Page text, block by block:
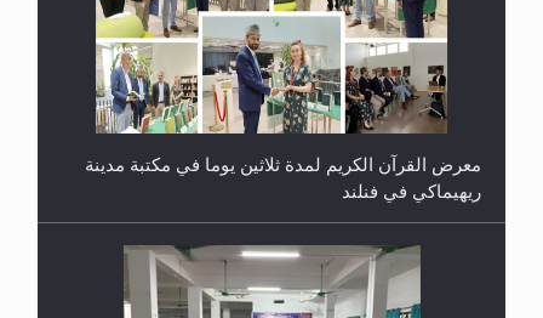
معرض القرآن الكريم لمدة ثلاثين يوما في مكتبة مدينة
ريهيماكي في فنلند